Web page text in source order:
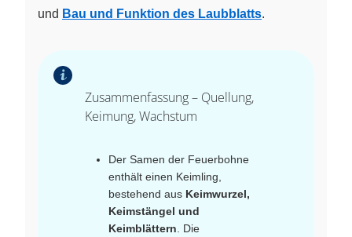
und Bau und Funktion des Laubblatts.
Zusammenfassung – Quellung,
Keimung, Wachstum
Der Samen der Feuerbohne
enthält einen Keimling,
bestehend aus Keimwurzel,
Keimstängel und
Keimblättern. Die